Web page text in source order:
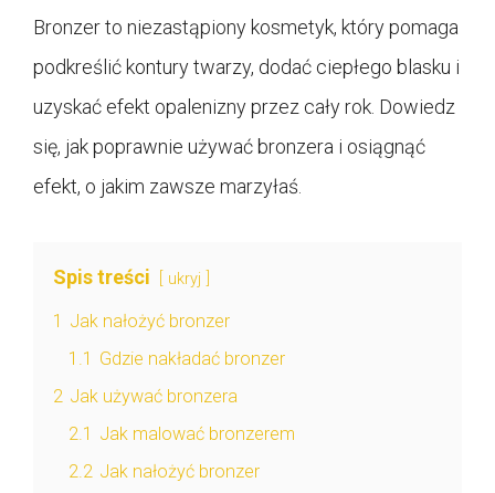
Bronzer to niezastąpiony kosmetyk, który pomaga
podkreślić kontury twarzy, dodać ciepłego blasku i
uzyskać efekt opalenizny przez cały rok. Dowiedz
się, jak poprawnie używać bronzera i osiągnąć
efekt, o jakim zawsze marzyłaś.
Spis treści ukryj
1 Jak nałożyć bronzer
1.1 Gdzie nakładać bronzer
2 Jak używać bronzera
2.1 Jak malować bronzerem
2.2 Jak nałożyć bronzer